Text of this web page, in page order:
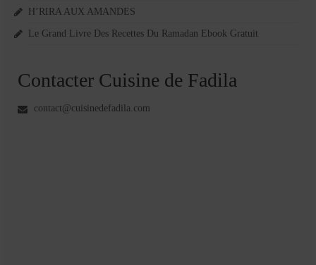
H’RIRA AUX AMANDES
Le Grand Livre Des Recettes Du Ramadan Ebook Gratuit
Contacter Cuisine de Fadila
contact@cuisinedefadila.com